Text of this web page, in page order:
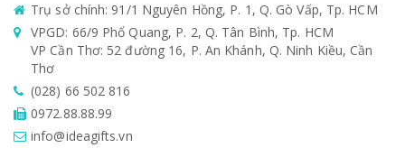
Trụ sở chính: 91/1 Nguyên Hồng, P. 1, Q. Gò Vấp, Tp. HCM
VPGD: 66/9 Phổ Quang, P. 2, Q. Tân Bình, Tp. HCM
VP Cần Thơ: 52 đường 16, P. An Khánh, Q. Ninh Kiều, Cần
Thơ
(028) 66 502 816
0972.88.88.99
info@ideagifts.vn